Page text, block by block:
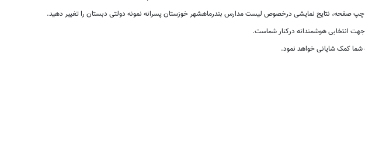
چپ صفحه، نتایج نمایشی درخصوص لیست مدارس بندرماهشهر خوزستان پسرانه نمونه دولتی دبستان را تغییر دهید.
انتخابی هوشمندانه درکنار شماست.
شما کمک شایانی خواهد نمود.